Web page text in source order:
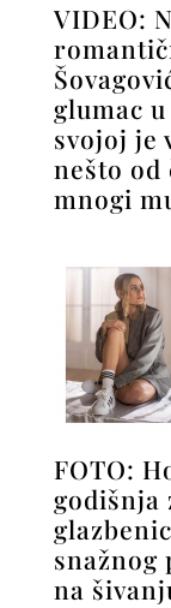
VIDEO:
glumac
svojoj je
nešto od
mnogi
FOTO:
godišnja
snažnog
na